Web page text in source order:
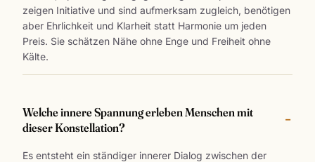
zeigen Initiative und sind aufmerksam zugleich, benötigen
aber Ehrlichkeit und Klarheit statt Harmonie um jeden
Preis. Sie schätzen Nähe ohne Enge und Freiheit ohne
Kälte.
Welche innere Spannung erleben Menschen mit
dieser Konstellation?
Es entsteht ein ständiger innerer Dialog zwischen der